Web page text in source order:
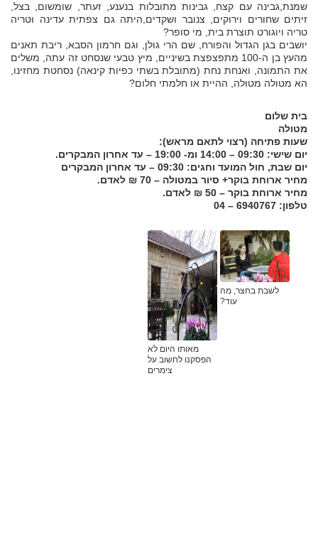
שמנת,גבינה עם קצח, גבינות מתובלות בנענע, זעתר, שומשום, בצל,
זיתים שחורים וירוקים, צנובר ושקדים,היתה גם צפתית עדינה וטריה
טריה ויוגורט תוצרת בית, מי סופר?
יושבים בגן הגדול והפורח, שם הרי גולן, וגם חרמון הסבא, ריבת תאנים
מהעץ בן ה-100 מתפצפצת בשיניים, מיץ טבעי שנסחט זה עתה, משלים
את התמונה, ואנחת נחת (מתובלת בשתי כפיות קינאה) נסחטת מחזינו,
הא מטולה מטולה, ההיית או חלמתי חלום?
בית שלום
מטולה
שעות פתיחה (רצוי לתאם מראש):
יום שישי: 09:30 – 14:00 ומ- 19:00 – עד אחרון המבקרים.
יום שבת, חול המועד וחגים: 09:30 – עד אחרון המבקרים
מחיר ארוחת בוקר+ סיור במטולה – 70 ₪ לאדם.
מחיר ארוחת בוקר – 50 ₪ לאדם.
טלפון: 6940767 – 04
לשבת בחצר, מה
עוד?
מאותו היום לא
הפסקנו לחשוב על
צימרים